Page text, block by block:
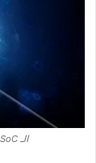
الـ Exynos 992 SoC شرائح سامسونج الأحدث